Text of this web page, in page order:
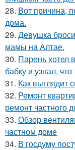
28. Вот причина,
дома.
29. Девушка
мамы на Алтае.
30. Парень хотел
бабку и узнал, что
31. Как выглядит
32. Ремонт
ремонт частного
33. Обзор
частном доме
34. В госдуму